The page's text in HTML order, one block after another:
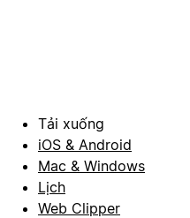
Tải xuống
iOS & Android
Mac & Windows
Lịch
Web Clipper